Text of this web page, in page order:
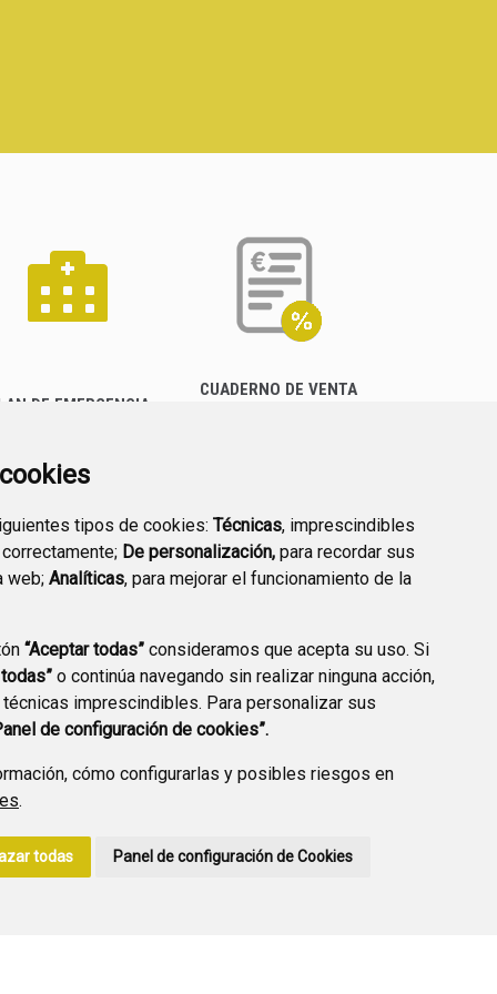
tipos de cookies: Técnicas, imprescindibles
De personalización, para recordar sus
web; Analíticas, para mejorar el funcionamiento de la
“Aceptar todas” consideramos que acepta su uso. Si
o continúa navegando sin realizar ninguna acción,
imprescindibles. Para personalizar sus
de configuración de cookies”.
cómo configurarlas y posibles riesgos en
.
todas Panel de configuración de Cookies
DE EMERGENCIA
CUADERNO DE VENTA
PREGUNTAS
FRECUENTES
PLAN DE ACCIÓN LOCAL
2030